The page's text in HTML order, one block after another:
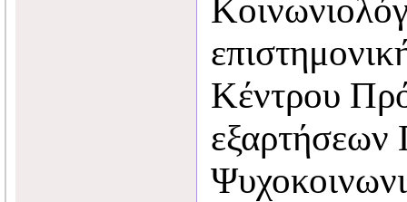
Κέντρου
εξαρτήσεων